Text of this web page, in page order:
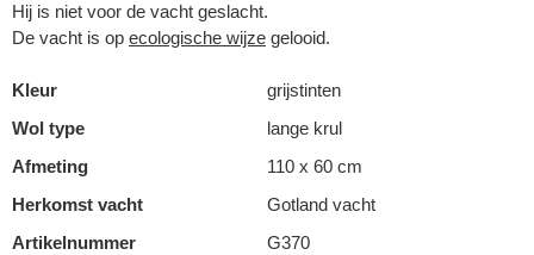
Hij is niet voor de vacht geslacht.
De vacht is op ecologische wijze gelooid.
Kleur
grijstinten
Wol type
lange krul
Afmeting
110 x 60 cm
Herkomst vacht
Gotland vacht
Artikelnummer
G370